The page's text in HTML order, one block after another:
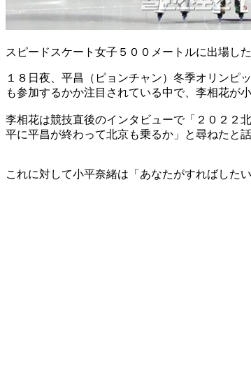
スピードスケート女子５００メートルに出場し
１８日夜、平昌（ピョンチャン）冬季オリンピ
も参加するかか注目されている中で、李相花が
李相花は競技直後のインタビューで「２０２２
平に平昌が終わって北京も乗るか」と尋ねたと話
これに対して小平奈緒は「あなたがすればした